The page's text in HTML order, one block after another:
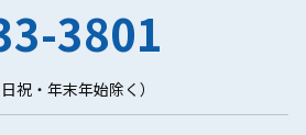
3801
祝・年末年始除く）